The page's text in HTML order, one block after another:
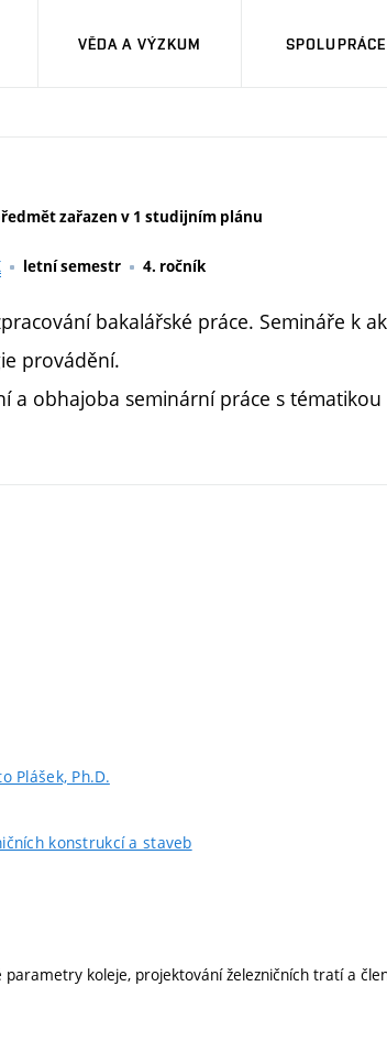
VĚDA A VÝZKUM
zařazen v 1 studijním plánu
letní semestr 4. ročník
bakalářské práce. Semináře k
provádění.
a obhajoba seminární práce s tématikou
Plášek, Ph.D.
konstrukcí a staveb
koleje, projektování železničních tratí a